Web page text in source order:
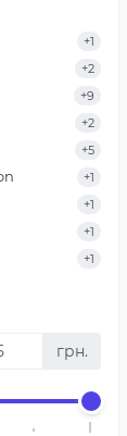
+1
+2
+9
+2
+5
+1
+1
+1
+1
грн.